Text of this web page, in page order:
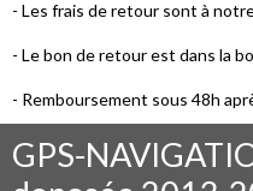
- Les frais de retour sont à
- Le bon de retour est dans la
- Remboursement sous 48h
GPS-